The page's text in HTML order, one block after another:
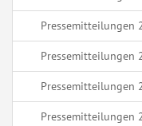
Pressemitteilungen
Pressemitteilungen
Pressemitteilungen
Pressemitteilungen